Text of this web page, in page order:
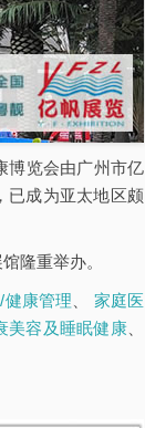
博览会由广州市亿
，已成为亚太地区颇
隆重举办。
健康管理
家庭医
美容及睡眠健康